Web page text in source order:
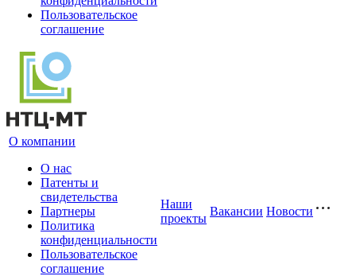
Пользовательское
соглашение
О компании
О нас
Патенты и
свидетельства
Партнеры
Политика
конфиденциальности
Пользовательское
соглашение
Наши
проекты
Вакансии Новости